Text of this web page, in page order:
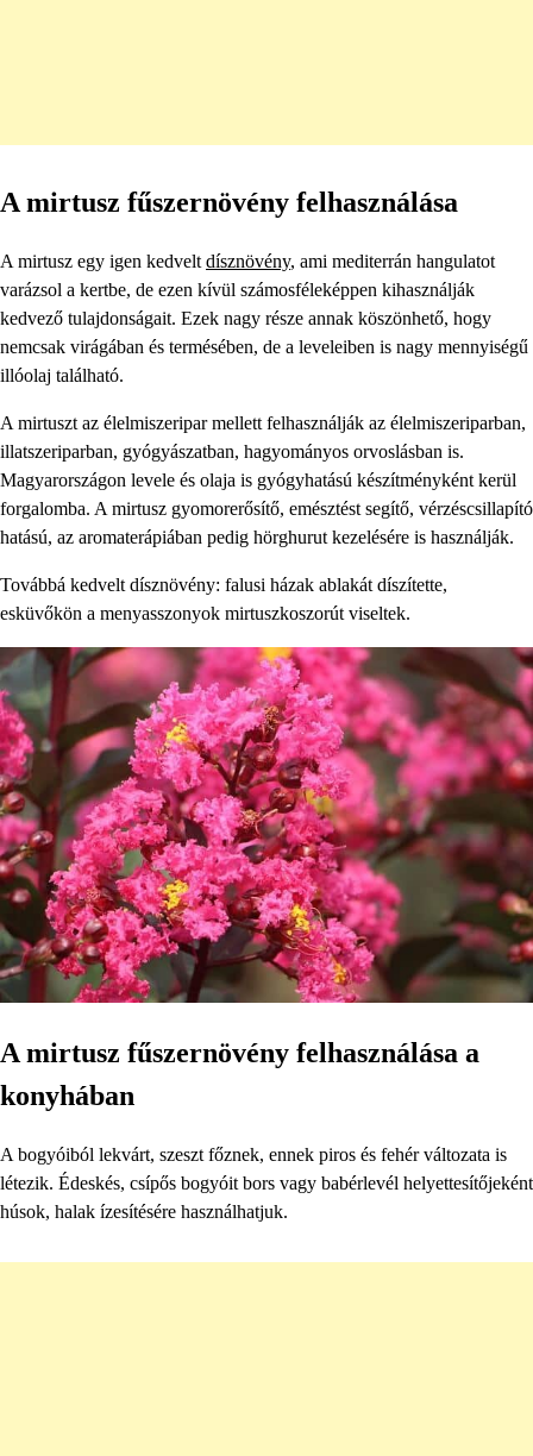
A mirtusz fűszernövény felhasználása
A mirtusz egy igen kedvelt dísznövény, ami mediterrán hangulatot
varázsol a kertbe, de ezen kívül számosféleképpen kihasználják
kedvező tulajdonságait. Ezek nagy része annak köszönhető, hogy
nemcsak virágában és termésében, de a leveleiben is nagy mennyiségű
illóolaj található.
A mirtuszt az élelmiszeripar mellett felhasználják az élelmiszeriparban,
illatszeriparban, gyógyászatban, hagyományos orvoslásban is.
Magyarországon levele és olaja is gyógyhatású készítményként kerül
forgalomba. A mirtusz gyomorerősítő, emésztést segítő, vérzéscsillapító
hatású, az aromaterápiában pedig hörghurut kezelésére is használják.
Továbbá kedvelt dísznövény: falusi házak ablakát díszítette,
esküvőkön a menyasszonyok mirtuszkoszorút viseltek.
A mirtusz fűszernövény felhasználása a
konyhában
A bogyóiból lekvárt, szeszt főznek, ennek piros és fehér változata is
létezik. Édeskés, csípős bogyóit bors vagy babérlevél helyettesítőjeként
húsok, halak ízesítésére használhatjuk.